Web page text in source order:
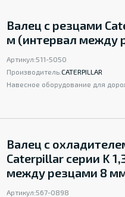
Валец с резцами
м (интервал между
Артикул:511-5050
Производитель:CATERPILLAR
Навесное оборудование для
Валец с
Caterpillar серии K
между резцами 8
Артикул:567-0898